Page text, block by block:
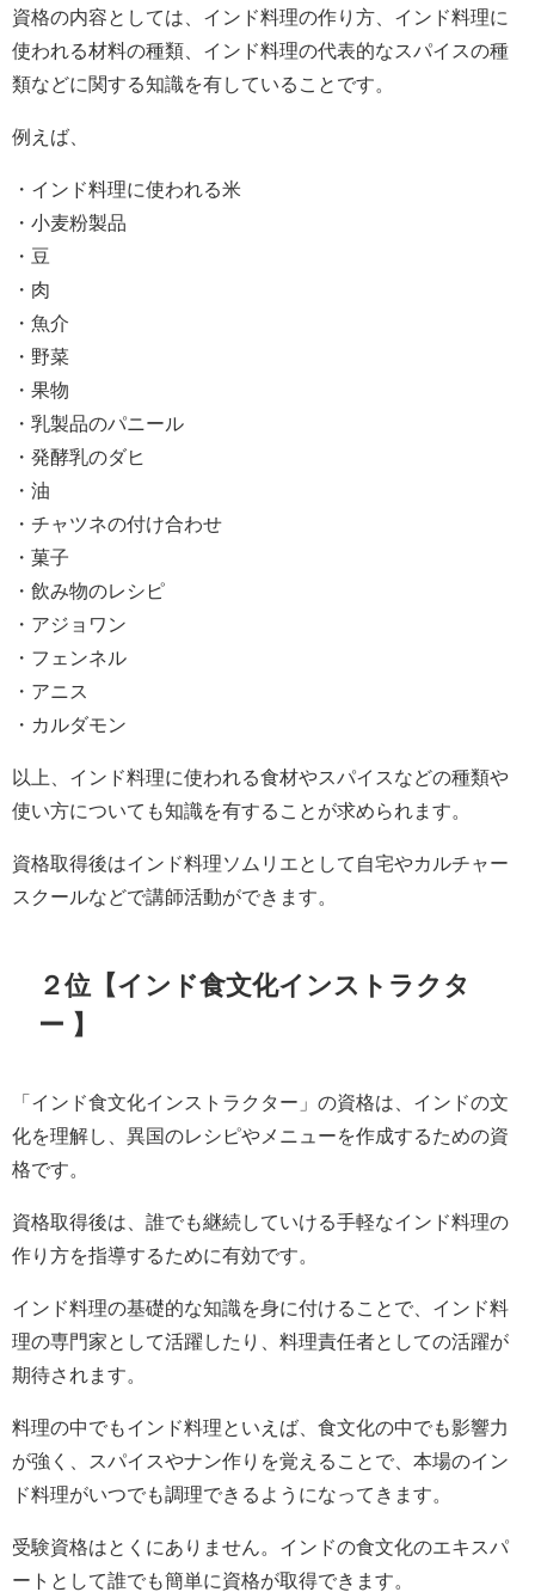
資格の内容としては、インド料理の作り方、インド料理に
使われる材料の種類、インド料理の代表的なスパイスの種
類などに関する知識を有していることです。
例えば、
・インド料理に使われる米
・小麦粉製品
・豆
・肉
・魚介
・野菜
・果物
・乳製品のパニール
・発酵乳のダヒ
・油
・チャツネの付け合わせ
・菓子
・飲み物のレシピ
・アジョワン
・フェンネル
・アニス
・カルダモン
以上、インド料理に使われる食材やスパイスなどの種類や
使い方についても知識を有することが求められます。
資格取得後はインド料理ソムリエとして自宅やカルチャー
スクールなどで講師活動ができます。
２位【インド食文化インストラクタ
ー 】
「インド食文化インストラクター」の資格は、インドの文
化を理解し、異国のレシピやメニューを作成するための資
格です。
資格取得後は、誰でも継続していける手軽なインド料理の
作り方を指導するために有効です。
インド料理の基礎的な知識を身に付けることで、インド料
理の専門家として活躍したり、料理責任者としての活躍が
期待されます。
料理の中でもインド料理といえば、食文化の中でも影響力
が強く、スパイスやナン作りを覚えることで、本場のイン
ド料理がいつでも調理できるようになってきます。
受験資格はとくにありません。インドの食文化のエキスパ
ートとして誰でも簡単に資格が取得できます。